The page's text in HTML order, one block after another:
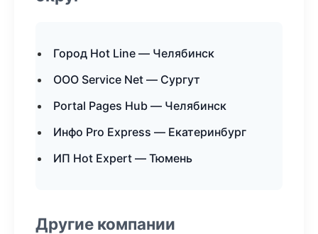
Город Hot Line — Челябинск
ООО Service Net — Сургут
Portal Pages Hub — Челябинск
Инфо Pro Express — Екатеринбург
ИП Hot Expert — Тюмень
Другие компании